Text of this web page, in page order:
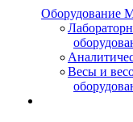
Оборудование
Весы и